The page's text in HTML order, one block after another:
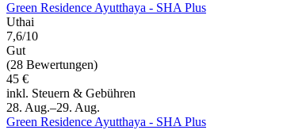
Green Residence Ayutthaya - SHA Plus
Uthai
7,6/10
Gut
(28 Bewertungen)
45 €
inkl. Steuern & Gebühren
28. Aug.–29. Aug.
Green Residence Ayutthaya - SHA Plus